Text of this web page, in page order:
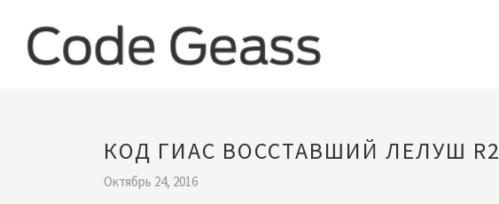
КОД ГИАС ВОССТАВШИЙ ЛЕЛУШ R2
Октябрь 24, 2016